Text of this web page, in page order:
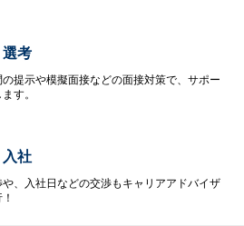
考
提示や模擬面接などの面接対策で、サポー
す。
入社
や、入社日などの交渉もキャリアアドバイザ